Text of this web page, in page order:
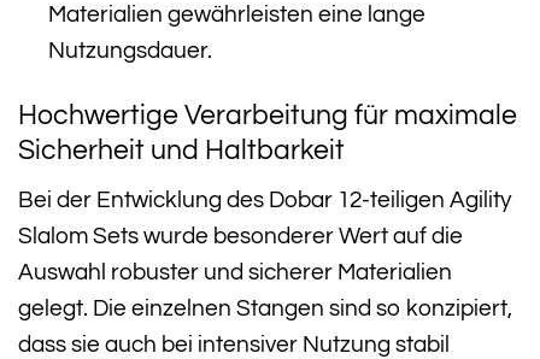
Materialien gewährleisten eine lange
Nutzungsdauer.
Hochwertige Verarbeitung für maximale
Sicherheit und Haltbarkeit
Bei der Entwicklung des Dobar 12-teiligen Agility
Slalom Sets wurde besonderer Wert auf die
Auswahl robuster und sicherer Materialien
gelegt. Die einzelnen Stangen sind so konzipiert,
dass sie auch bei intensiver Nutzung stabil